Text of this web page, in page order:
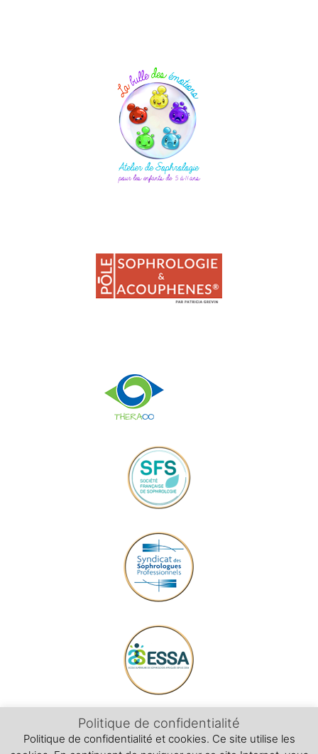
Politique de confidentialité
Politique de confidentialité et cookies. Ce site utilise les